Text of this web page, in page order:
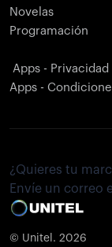
Novelas
Programación
Apps - Privacidad
Apps -
¿Quieres tu
Envíe un correo
© Unitel. 2026